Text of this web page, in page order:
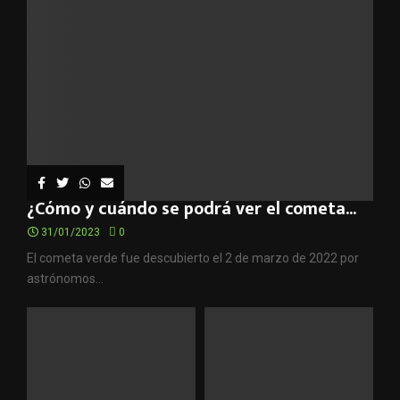
¿Cómo y cuándo se podrá ver el cometa...
31/01/2023 0
El cometa verde fue descubierto el 2 de marzo de 2022 por
astrónomos...